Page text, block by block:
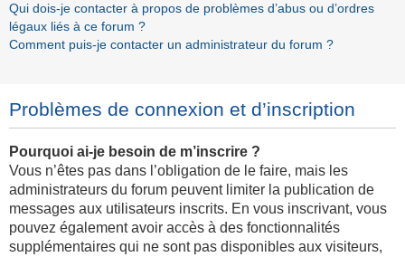
Qui dois-je contacter à propos de problèmes d’abus ou d’ordres
légaux liés à ce forum ?
Comment puis-je contacter un administrateur du forum ?
Problèmes de connexion et d’inscription
Pourquoi ai-je besoin de m’inscrire ?
Vous n’êtes pas dans l’obligation de le faire, mais les
administrateurs du forum peuvent limiter la publication de
messages aux utilisateurs inscrits. En vous inscrivant, vous
pouvez également avoir accès à des fonctionnalités
supplémentaires qui ne sont pas disponibles aux visiteurs,